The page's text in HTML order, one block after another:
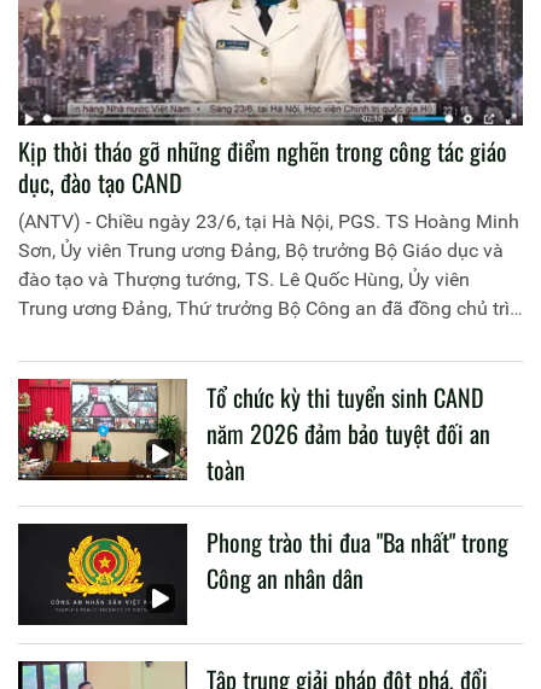
Kịp thời tháo gỡ những điểm nghẽn trong công tác giáo
dục, đào tạo CAND
(ANTV) - Chiều ngày 23/6, tại Hà Nội, PGS. TS Hoàng Minh
Sơn, Ủy viên Trung ương Đảng, Bộ trưởng Bộ Giáo dục và
đào tạo và Thượng tướng, TS. Lê Quốc Hùng, Ủy viên
Trung ương Đảng, Thứ trưởng Bộ Công an đã đồng chủ trì
liên quan đến công tác giáo dục và đào tạo của lực lượng
CAND.
Tổ chức kỳ thi tuyển sinh CAND
năm 2026 đảm bảo tuyệt đối an
toàn
Phong trào thi đua "Ba nhất" trong
Công an nhân dân
Tập trung giải pháp đột phá, đổi